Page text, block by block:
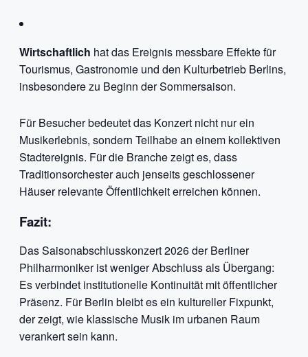
Wirtschaftlich hat das Ereignis messbare Effekte für
Tourismus, Gastronomie und den Kulturbetrieb Berlins,
insbesondere zu Beginn der Sommersaison.
Für Besucher bedeutet das Konzert nicht nur ein
Musikerlebnis, sondern Teilhabe an einem kollektiven
Stadtereignis. Für die Branche zeigt es, dass
Traditionsorchester auch jenseits geschlossener
Häuser relevante Öffentlichkeit erreichen können.
Fazit:
Das Saisonabschlusskonzert 2026 der Berliner
Philharmoniker ist weniger Abschluss als Übergang:
Es verbindet institutionelle Kontinuität mit öffentlicher
Präsenz. Für Berlin bleibt es ein kultureller Fixpunkt,
der zeigt, wie klassische Musik im urbanen Raum
verankert sein kann.